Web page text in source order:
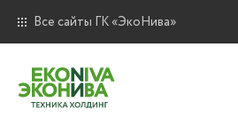
Все сайты ГК «ЭкоНива»